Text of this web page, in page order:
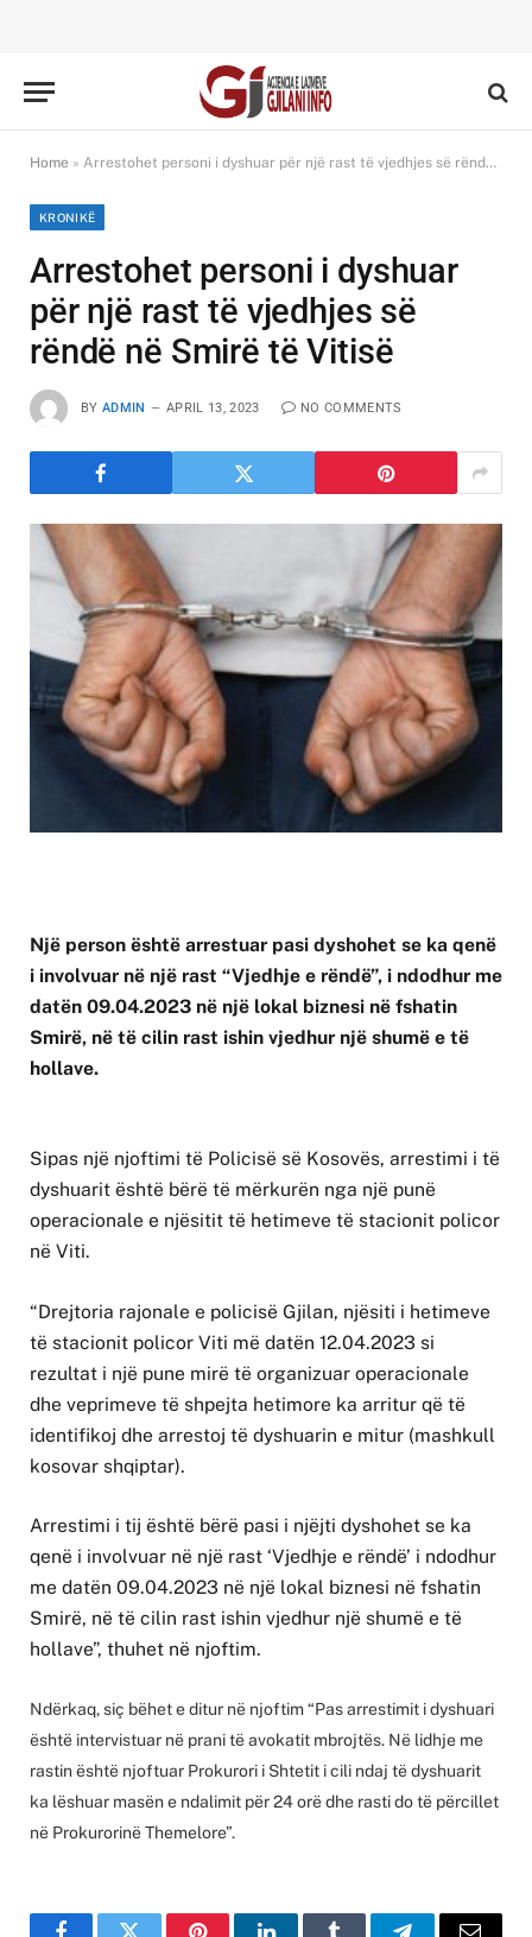
Home » Arrestohet personi i dyshuar për një rast të vjedhjes së rëndë në Smirë të Vitisë
KRONIKË
Arrestohet personi i dyshuar
për një rast të vjedhjes së
rëndë në Smirë të Vitisë
BY ADMIN APRIL 13, 2023 NO COMMENTS
Një person është arrestuar pasi dyshohet se ka qenë
i involvuar në një rast “Vjedhje e rëndë”, i ndodhur me
datën 09.04.2023 në një lokal biznesi në fshatin
Smirë, në të cilin rast ishin vjedhur një shumë e të
hollave.
Sipas një njoftimi të Policisë së Kosovës, arrestimi i të
dyshuarit është bërë të mërkurën nga një punë
operacionale e njësitit të hetimeve të stacionit policor
në Viti.
“Drejtoria rajonale e policisë Gjilan, njësiti i hetimeve
të stacionit policor Viti më datën 12.04.2023 si
rezultat i një pune mirë të organizuar operacionale
dhe veprimeve të shpejta hetimore ka arritur që të
identifikoj dhe arrestoj të dyshuarin e mitur (mashkull
kosovar shqiptar).
Arrestimi i tij është bërë pasi i njëjti dyshohet se ka
qenë i involvuar në një rast ‘Vjedhje e rëndë’ i ndodhur
me datën 09.04.2023 në një lokal biznesi në fshatin
Smirë, në të cilin rast ishin vjedhur një shumë e të
hollave”, thuhet në njoftim.
Ndërkaq, siç bëhet e ditur në njoftim “Pas arrestimit i dyshuari
është intervistuar në prani të avokatit mbrojtës. Në lidhje me
rastin është njoftuar Prokurori i Shtetit i cili ndaj të dyshuarit
ka lëshuar masën e ndalimit për 24 orë dhe rasti do të përcillet
në Prokurorinë Themelore”.